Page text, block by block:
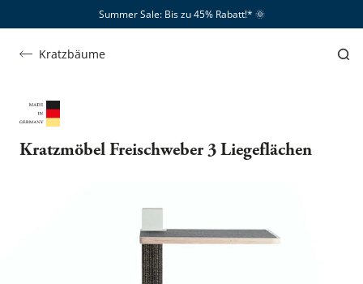
Summer Sale: Bis zu 45% Rabatt!*​ 🌞
Kratzbäume
Kratzmöbel Freischweber 3 Liegeflächen